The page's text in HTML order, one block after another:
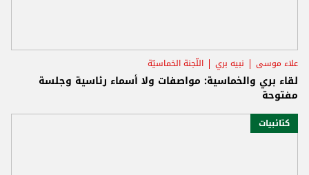
علاء موسى نبيه بري اللّجنة الخماسيّة
لقاء بري والخماسية: مواصفات ولا أسماء رئاسية وجلسة
مفتوحة
كتائبيات